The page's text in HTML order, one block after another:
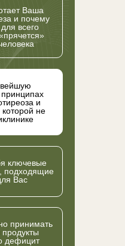
принимать
продукты
дефицит
ключевые
подходящие
Вас
и
которой не
Ваша
и почему
всего